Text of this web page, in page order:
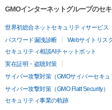
GMOインターネットグループのセ
世界初総合ネットセキュリティサービス
パスワード漏洩診断
Webサイトリス
セキュリティ相談AIチャットボット
実在証明・盗聴対策
サイバー攻撃対策（GMOサイバーセキュ
サイバー攻撃対策（GMO Flatt Security）
セキュリティ事業の軌跡